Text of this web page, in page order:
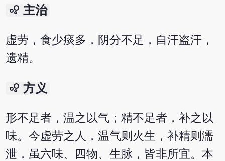
bubble_chart 主治
虚劳，食少痰多，阴分不足，自汗盗汗，
遗精。
bubble_chart 方义
形不足者，温之以气；精不足者，补之以
味。今虚劳之人，温气则火生，补精则濡
泄，虽六味、四物、生脉，皆非所宜。本